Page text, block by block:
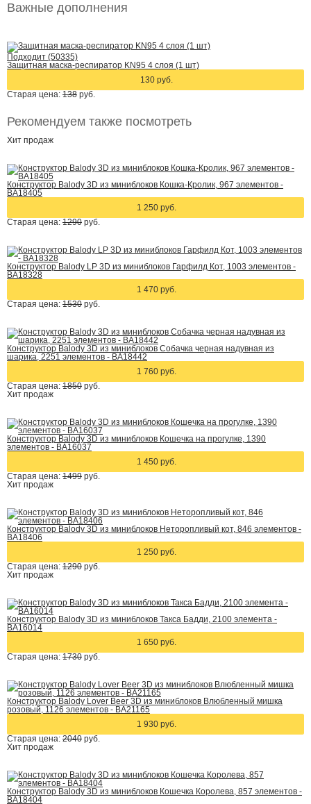
Важные дополнения
Подходит (50335)
Защитная маска-респиратор KN95 4 слоя (1 шт)
130 руб.
Старая цена: 138 руб.
Рекомендуем также посмотреть
Хит продаж
Конструктор Balody 3D из миниблоков Кошка-Кролик, 967 элементов -
BA18405
1 250 руб.
Старая цена: 1290 руб.
Конструктор Balody LP 3D из миниблоков Гарфилд Кот, 1003 элементов -
BA18328
1 470 руб.
Старая цена: 1530 руб.
Конструктор Balody 3D из миниблоков Собачка черная надувная из
шарика, 2251 элементов - BA18442
1 760 руб.
Старая цена: 1850 руб.
Хит продаж
Конструктор Balody 3D из миниблоков Кошечка на прогулке, 1390
элементов - BA16037
1 450 руб.
Старая цена: 1499 руб.
Хит продаж
Конструктор Balody 3D из миниблоков Неторопливый кот, 846 элементов -
BA18406
1 250 руб.
Старая цена: 1290 руб.
Хит продаж
Конструктор Balody 3D из миниблоков Такса Бадди, 2100 элемента -
BA16014
1 650 руб.
Старая цена: 1730 руб.
Конструктор Balody Lover Beer 3D из миниблоков Влюбленный мишка
розовый, 1126 элементов - BA21165
1 930 руб.
Старая цена: 2040 руб.
Хит продаж
Конструктор Balody 3D из миниблоков Кошечка Королева, 857 элементов -
BA18404